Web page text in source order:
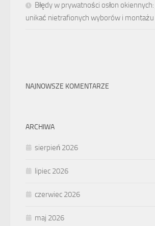
Błędy w prywatności osłon
unikać nietrafionych wyborów i montażu
NAJNOWSZE KOMENTARZE
ARCHIWA
sierpień 2026
lipiec 2026
czerwiec 2026
maj 2026